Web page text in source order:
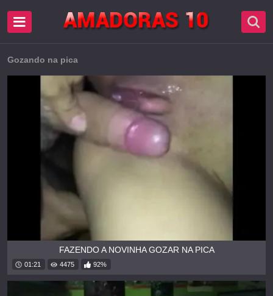
Gozando na pica
FAZENDO A NOVINHA GOZAR NA PICA
01:21 4475 92%